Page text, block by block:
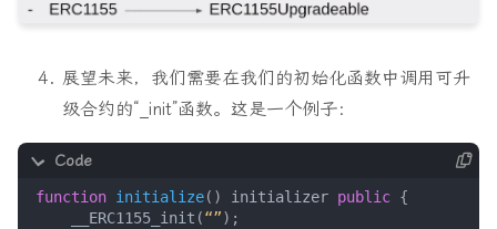
展望未来，我们需要在我们的初始化函数中调用可升
级合约的“_init”函数。这是一个例子：
function initialize() initializer public {
__ERC1155_init (“”);